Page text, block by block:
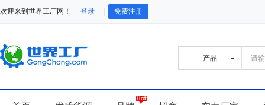
欢迎来到世界工厂网！ 登录 免费注册